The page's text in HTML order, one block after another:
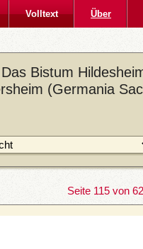
Volltext Über
Bistum
(Germania
Seite 115 von